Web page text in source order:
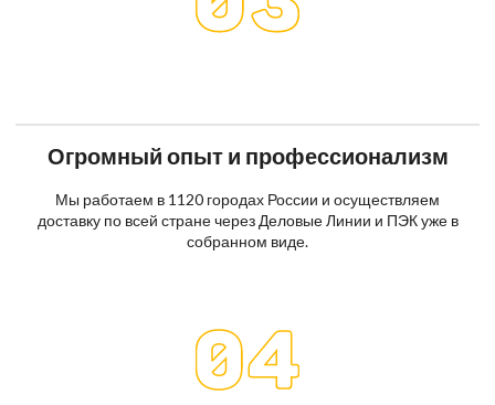
Огромный опыт и профессионализм
Мы работаем в 1120 городах России и осуществляем
доставку по всей стране через Деловые Линии и ПЭК уже в
собранном виде.